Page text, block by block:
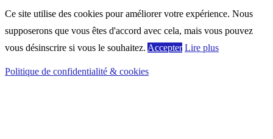
Ce site utilise des cookies pour améliorer votre expérience. Nous
supposerons que vous êtes d'accord avec cela, mais vous pouvez
vous désinscrire si vous le souhaitez. Accepter Lire plus
Politique de confidentialité & cookies